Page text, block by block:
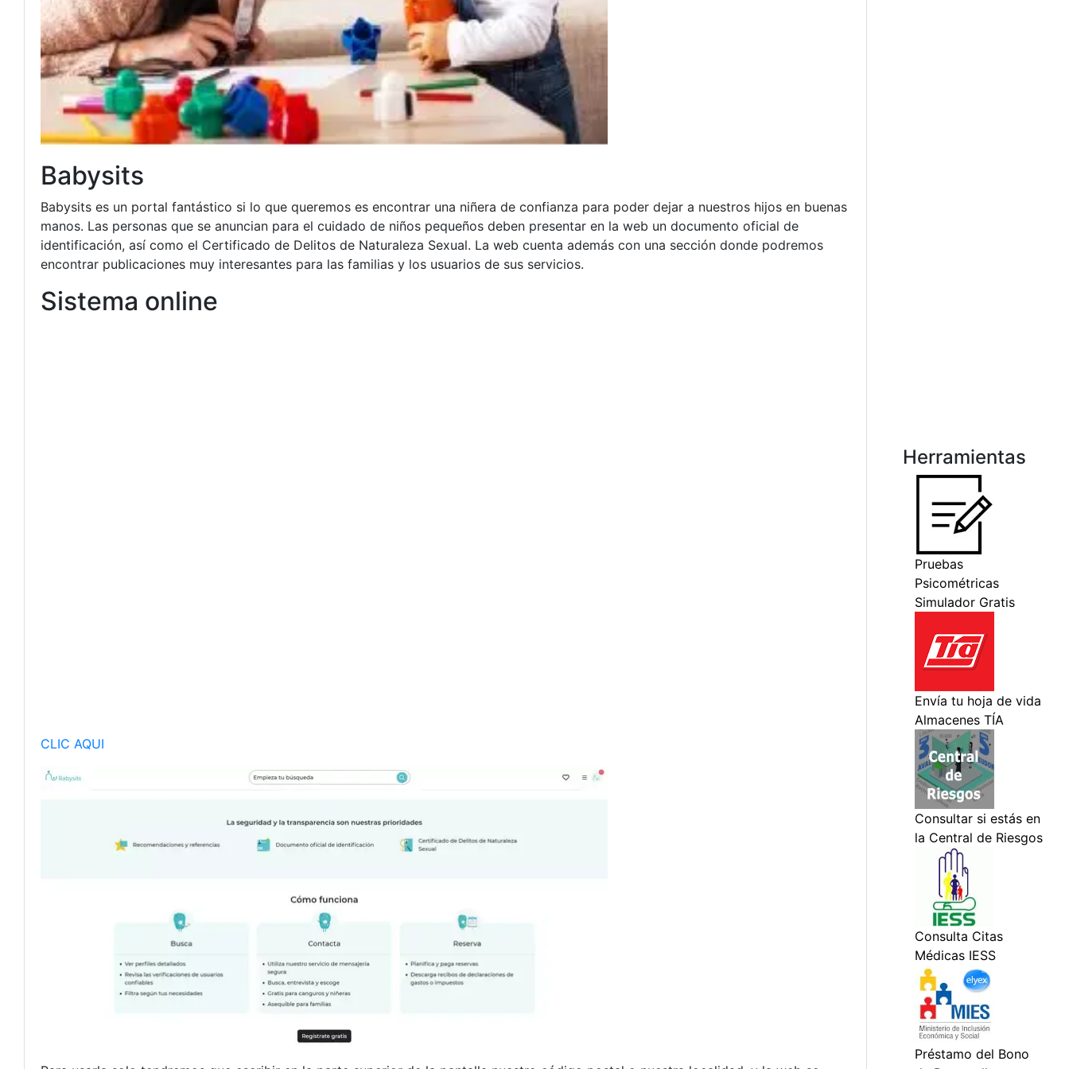
Babysits
Babysits es un portal fantástico si lo que queremos es encontrar una niñera de confianza para poder dejar a nuestros hijos en buenas
manos. Las personas que se anuncian para el cuidado de niños pequeños deben presentar en la web un documento oficial de
identificación, así como el Certificado de Delitos de Naturaleza Sexual. La web cuenta además con una sección donde podremos
encontrar publicaciones muy interesantes para las familias y los usuarios de sus servicios.
Sistema online
CLIC AQUI
Herramientas